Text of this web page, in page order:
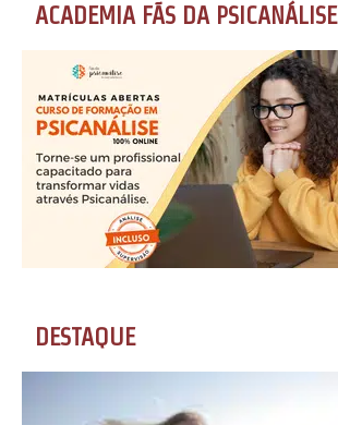
ACADEMIA FÃS DA PSICANÁLISE
DESTAQUE